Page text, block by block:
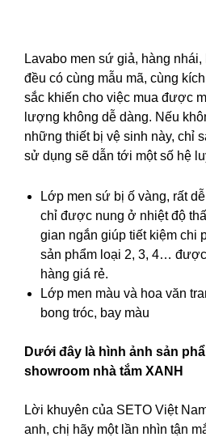
Lavabo men sứ giả, hàng
đều có cùng mẫu mã, cùng
sắc khiến cho việc mua được
lượng không dễ dàng. Nếu
những thiết bị vệ sinh này, chỉ
sử dụng sẽ dẫn tới một số hệ
Lớp men sứ bị ố vàng, rất
chỉ được nung ở nhiệt độ
gian ngắn giúp tiết kiệm chi
sản phẩm loại 2, 3, 4…
hàng giá rẻ.
Lớp men màu và hoa văn
bong tróc, bay màu
Dưới đây là hình ảnh sản
showroom nhà tắm XANH
Lời khuyên của SETO Việt
anh, chị hãy một lần nhìn tận